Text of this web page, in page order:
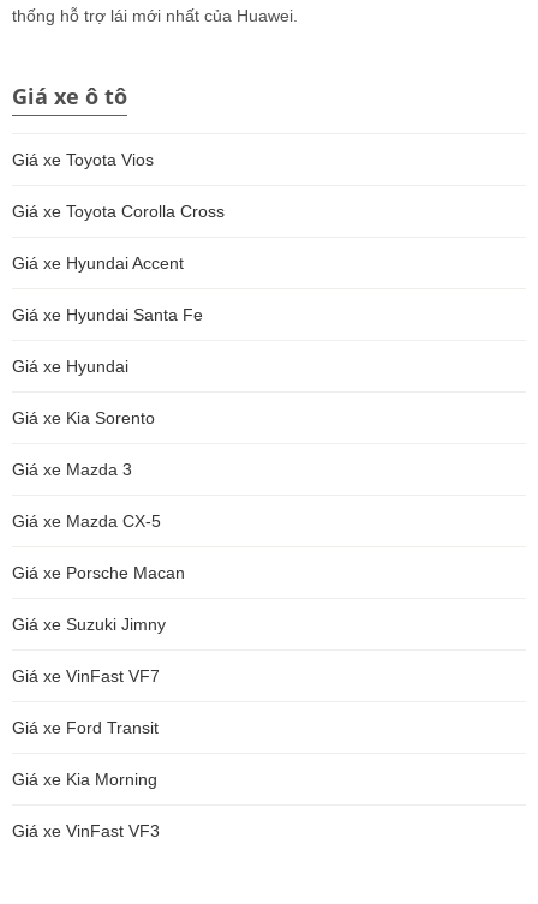
thống hỗ trợ lái mới nhất của Huawei.
Giá xe ô tô
Giá xe Toyota Vios
Giá xe Toyota Corolla Cross
Giá xe Hyundai Accent
Giá xe Hyundai Santa Fe
Giá xe Hyundai
Giá xe Kia Sorento
Giá xe Mazda 3
Giá xe Mazda CX-5
Giá xe Porsche Macan
Giá xe Suzuki Jimny
Giá xe VinFast VF7
Giá xe Ford Transit
Giá xe Kia Morning
Giá xe VinFast VF3